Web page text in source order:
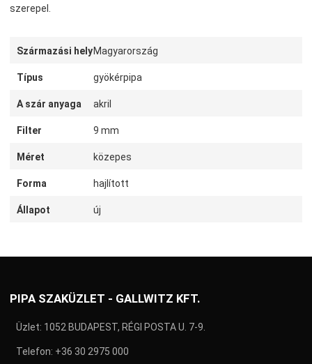
szerepel.
Származási helyMagyarország
Típus gyökérpipa
A szár anyaga akril
Filter 9 mm
Méret közepes
Forma hajlított
Állapot új
PIPA SZAKÜZLET - GALLWITZ KFT.
Üzlet: 1052 BUDAPEST, RÉGI POSTA U. 7-9.
Telefon: +36 30 2975 000